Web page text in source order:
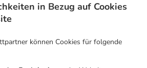
in Bezug auf Cookies
können Cookies für folgende
Pizza Lieferservice Wolmirstedt Glindenberg .
. Pizza Lieferservice Wolmirstedt Bahnhof Mose-Farsleben
Niedere Börde Jersleben